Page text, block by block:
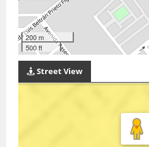
200 m
500 ft
Street View